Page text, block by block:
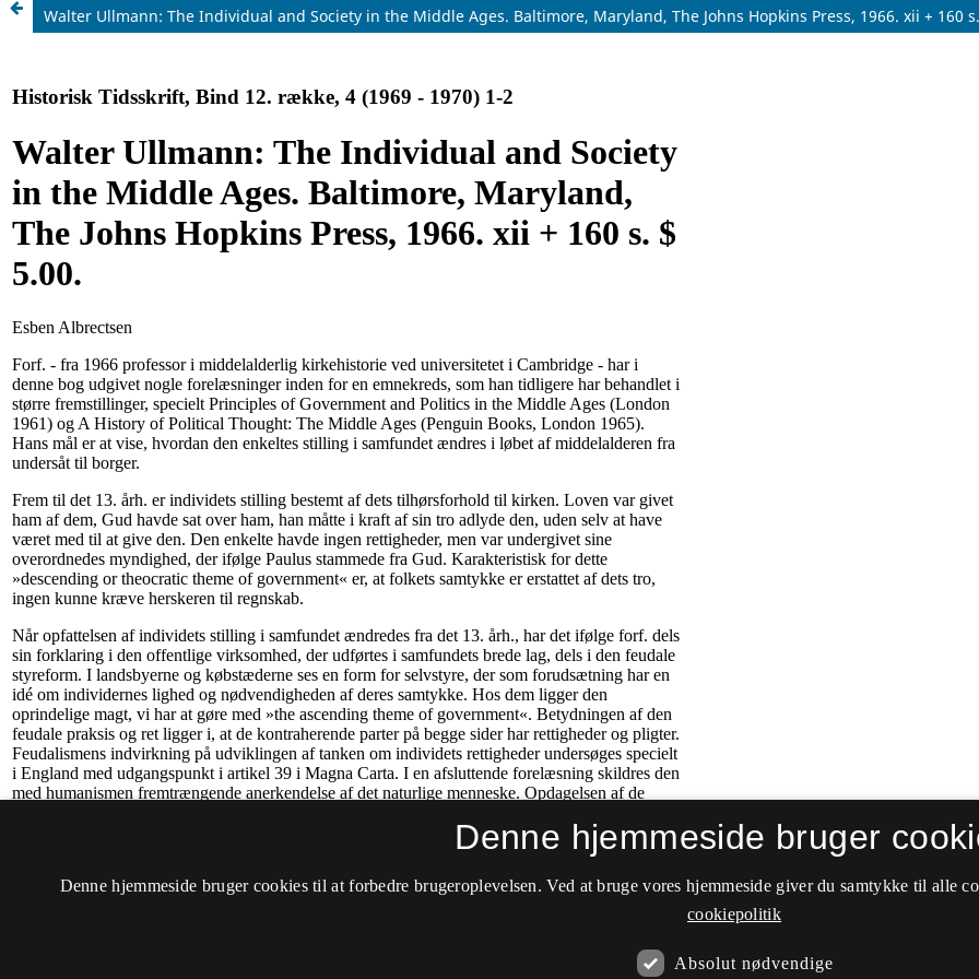
Walter Ullmann: The Individual and Society in the Middle Ages. Baltimore, Maryland, The Johns Hopkins Press, 1966. xii + 160
Denne hjemmeside bruger
Denne hjemmeside bruger cookies til at forbedre brugeroplevelsen. Ved at bruge vores hjemmeside giver du samtykke til alle
cookiepolitik
Absolut nødvendige